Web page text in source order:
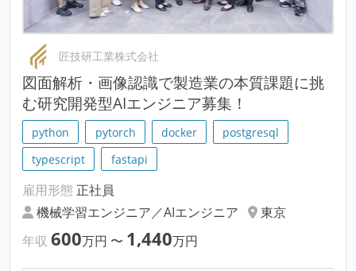
匠技研工業株式会社
図面解析・画像認識で製造業の本質課題に挑
む研究開発型AIエンジニア募集！
python pytorch docker
postgresql
typescript
fastapi
雇用形態 正社員
機械学習エンジニア／AIエンジニア
東京
年収 600万円 〜 1,440万円